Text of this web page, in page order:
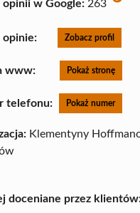
opinii w Google: 263
opinie: Zobacz profil
www: Pokaż stronę
telefonu: Pokaż numer
Klementyny
doceniane przez